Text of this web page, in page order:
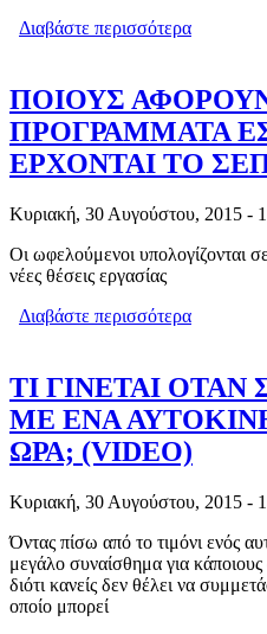
Διαβάστε περισσότερα
ΠΟΙΟΥΣ
ΠΡΟΓΡΑΜΜΑΤΑ
ΕΡΧΟΝΤΑΙ ΤΟ
Κυριακή, 30 Αυγούστου, 2015 -
Οι ωφελούμενοι υπολογίζονται
νέες θέσεις εργασίας
Διαβάστε περισσότερα
TΙ ΓΙΝΕΤΑΙ
ΜΕ ΕΝΑ
ΩΡΑ; (VIDEO)
Κυριακή, 30 Αυγούστου, 2015 -
Όντας πίσω από το τιμόνι ενός
μεγάλο συναίσθημα για
διότι κανείς δεν θέλει να
οποίο μπορεί